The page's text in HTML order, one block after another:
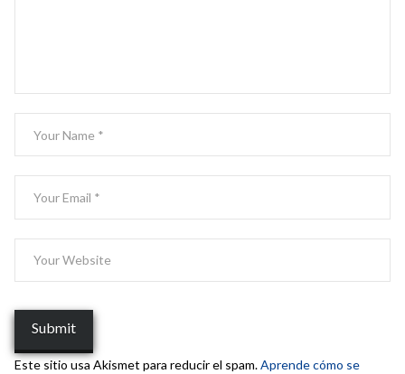
Este sitio usa Akismet para reducir el spam.Aprende cómo se